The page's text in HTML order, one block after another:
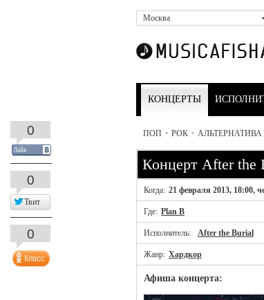
Москва
КОНЦЕРТЫ
ПОП • РОК • АЛЬТЕРНАТИВА
Концерт After the
Когда: 21 февраля 2013, 18:00,
Где: Plan B
Исполнитель: After the Burial
Жанр: Хардкор
Афиша концерта:
0
Лайк
0
Твит
0